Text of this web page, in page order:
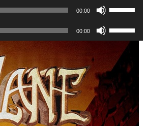
00:00
Pfeiltasten
benutzen,
die
zu
regeln.
00:00
Pfeiltasten
Hoch/Runter
benutzen,
um
die
Lautstärke
zu